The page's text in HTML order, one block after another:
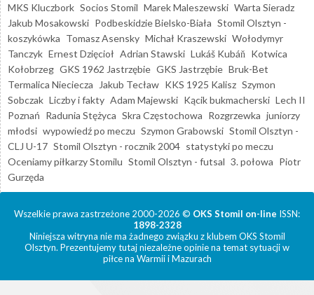
MKS Kluczbork Socios Stomil Marek Maleszewski Warta Sieradz
Jakub Mosakowski Podbeskidzie Bielsko-Biała Stomil Olsztyn -
koszykówka Tomasz Asensky Michał Kraszewski Wołodymyr
Tanczyk Ernest Dzięcioł Adrian Stawski Lukáš Kubáň Kotwica
Kołobrzeg GKS 1962 Jastrzębie GKS Jastrzębie Bruk-Bet
Termalica Nieciecza
Jakub Tecław KKS 1925 Kalisz Szymon
Sobczak Liczby i fakty Adam Majewski Kącik bukmacherski Lech II
Poznań Radunia Stężyca Skra Częstochowa Rozgrzewka juniorzy
młodsi wypowiedź po meczu Szymon Grabowski Stomil Olsztyn -
CLJ U-17 Stomil Olsztyn - rocznik 2004 statystyki po meczu
Oceniamy piłkarzy Stomilu Stomil Olsztyn - futsal 3. połowa Piotr
Gurzęda
Wszelkie prawa zastrzeżone 2000-2026 © OKS Stomil on-line ISSN:
1898-2328
Niniejsza witryna nie ma żadnego związku z klubem OKS Stomil
Olsztyn. Prezentujemy tutaj niezależne opinie na temat sytuacji w
piłce na Warmii i Mazurach